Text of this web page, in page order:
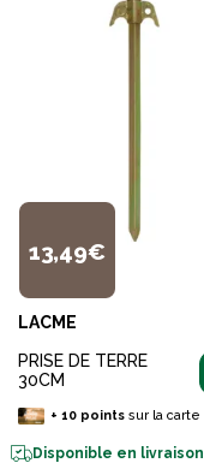
13,49€
LACME
PRISE DE TERRE
30CM
+ 10pointssur la carte
Disponible en livraison